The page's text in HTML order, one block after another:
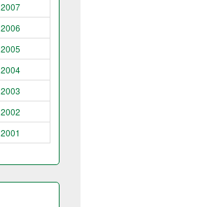
2007
2006
2005
2004
2003
2002
2001